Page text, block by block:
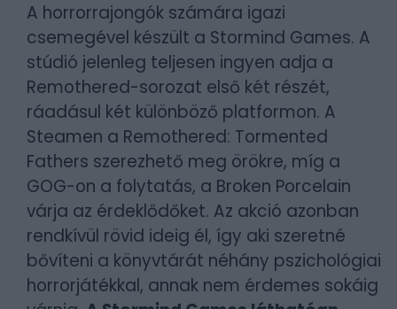
A horrorrajongók számára igazi
csemegével készült a Stormind Games. A
stúdió jelenleg teljesen ingyen adja a
Remothered-sorozat első két részét,
ráadásul két különböző platformon. A
Steamen a Remothered: Tormented
Fathers szerezhető meg örökre, míg a
GOG-on a folytatás, a Broken Porcelain
várja az érdeklődőket. Az akció azonban
rendkívül rövid ideig él, így aki szeretné
bővíteni a könyvtárát néhány pszichológiai
horrorjátékkal, annak nem érdemes sokáig